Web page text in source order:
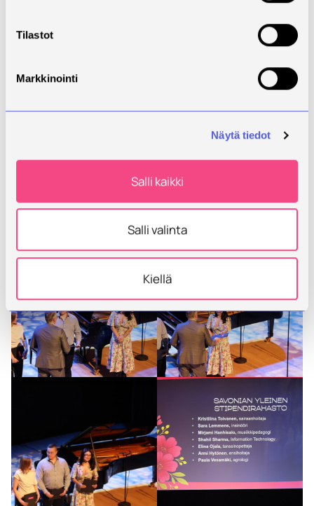
Tilastot
Markkinointi
Näytä tiedot
Salli kaikki
Salli valinta
Kiellä